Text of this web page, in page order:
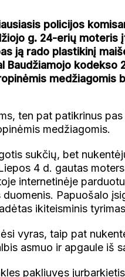
policijos
g. 24-erių
ją rado plastikinį
Baudžiamojo kodekso
medžiagomis
ten pat patikrinus
medžiagomis.
sukčių, bet
4 d. gautas
internetinėje
Papuošalo
ikiteisminis
vyras, taip pat
asmuo ir apgaule iš
pakliuvęs